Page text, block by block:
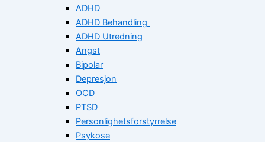
ADHD
ADHD Behandling
ADHD Utredning
Angst
Bipolar
Depresjon
OCD
PTSD
Personlighetsforstyrrelse
Psykose